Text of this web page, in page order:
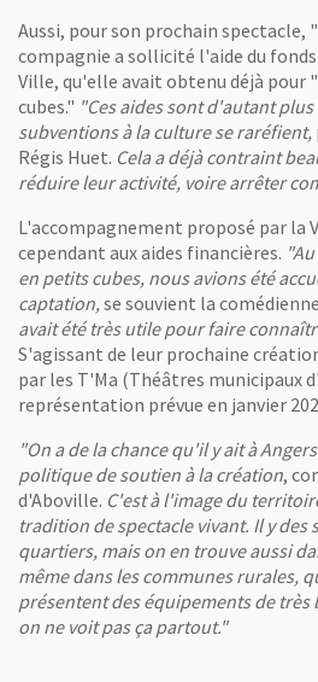
Aussi, pour son prochain spectacle,
compagnie a sollicité l'aide du
Ville, qu'elle avait obtenu déjà pour
cubes." "Ces aides sont d'autant
subventions à la culture se raréfient,
Régis Huet. Cela a déjà contraint
réduire leur activité, voire arrêter
L'accompagnement proposé par la
cependant aux aides financières.
en petits cubes, nous avions été
captation,se souvient la
avait été très utile pour faire
S'agissant de leur prochaine
par les T'Ma (Théâtres municipaux
représentation prévue en janvier
"On a de la chance qu'il y ait à
politique de soutien à la création,
d'Aboville. C'est à l'image du
tradition de spectacle vivant. Il y des
quartiers, mais on en trouve aussi
même dans les communes rurales,
présentent des équipements de très
on ne voit pas ça partout."